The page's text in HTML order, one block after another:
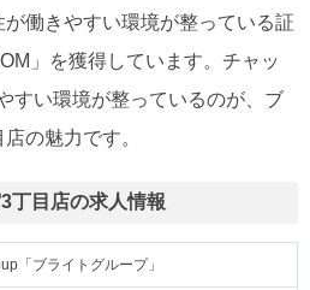
働きやすい環境が整っている証
」を獲得しています。チャッ
すい環境が整っているのが、ブ
の魅力です。
丁目店の求人情報
「ブライトグループ」